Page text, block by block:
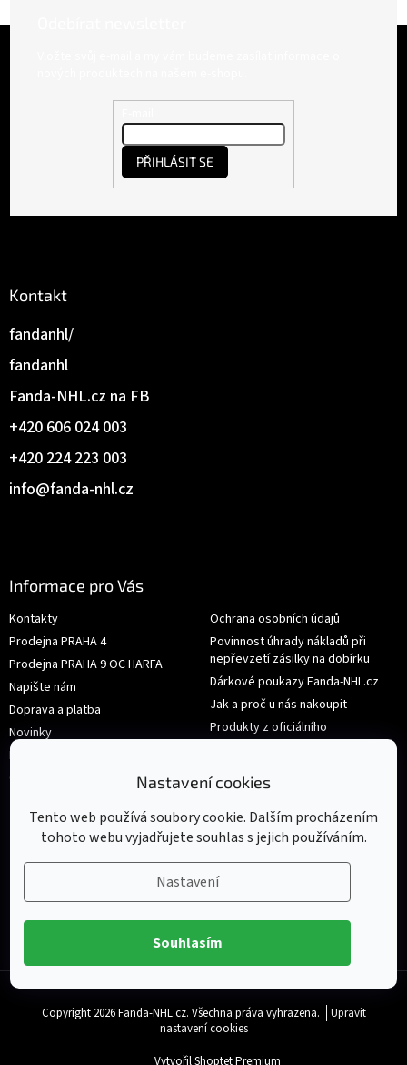
Nastavení cookies
Tento web používá soubory cookie. Dalším procházením
tohoto webu vyjadřujete souhlas s jejich používáním.
Nastavení
Souhlasím
Kontakt
info@fanda-nhl.cz
+420 224 223 003
+420 606 024 003
Fanda-NHL.cz na FB
fandanhl
fandanhl/
Informace pro Vás
Kontakty
Prodejna PRAHA 4
Prodejna PRAHA 9 OC HARFA
Napište nám
Doprava a platba
Novinky
Hodnocení obchodu
Obchodní podmínky
Ochrana osobních údajů
Povinnost úhrady nákladů při
nepřevzetí zásilky na dobírku
Dárkové poukazy Fanda-NHL.cz
Jak a proč u nás nakoupit
Produkty z oficiálního
shop.nhl.com
Výměna nebo vrácení zboží
PŘIHLÁSIT SE
Copyright 2026Fanda-NHL.cz. Všechna práva vyhrazena.
Upravit
nastavení cookies